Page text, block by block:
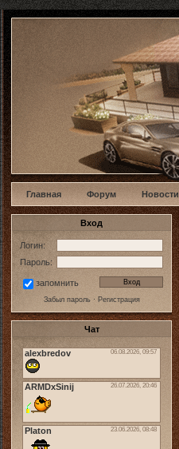
w
Главная Форум Новости
Вход
Логин:
Пароль:
запомнить
Забыл пароль· Регистрация
Чат